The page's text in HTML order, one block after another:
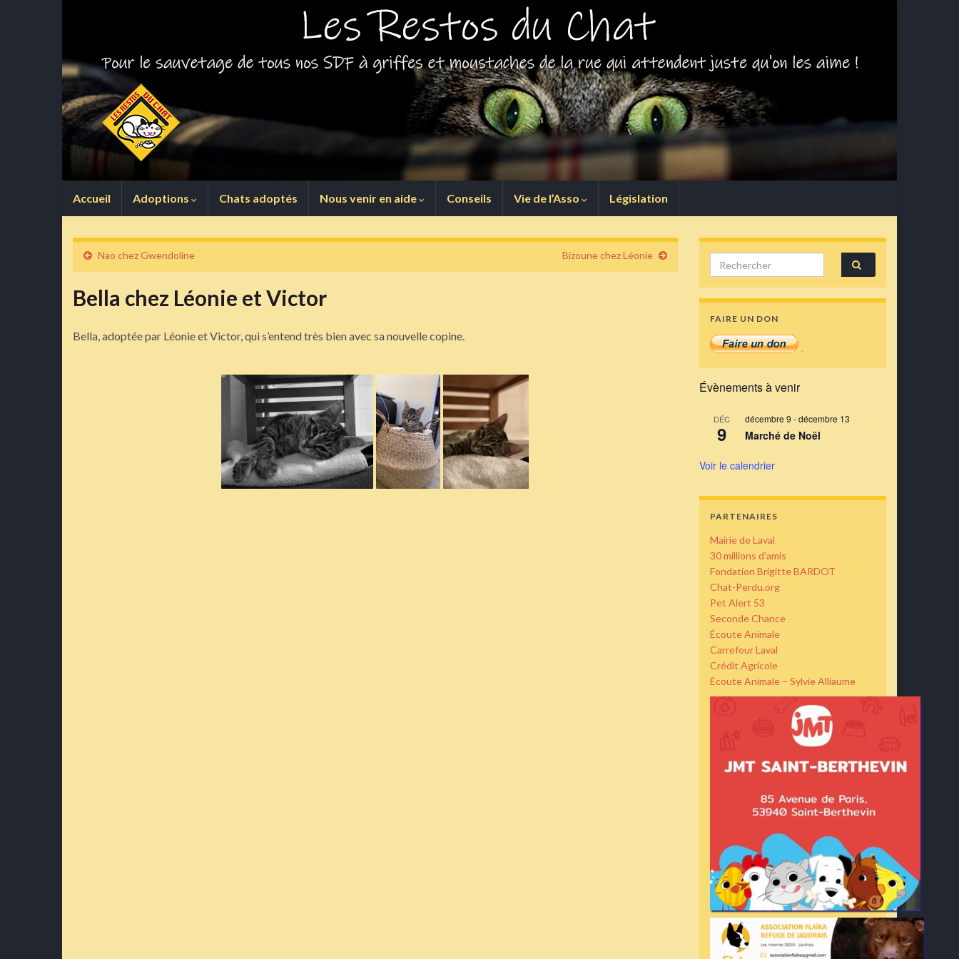
Accueil Adoptions Chats adoptés Nous venir en aide Conseils Vie de l’Asso Législation
Nao chez Gwendoline Bizoune chez Léonie
Bella chez Léonie et Victor
Bella, adoptée par Léonie et Victor, qui s’entend très bien avec sa nouvelle copine.
Search for:
FAIRE UN DON
Évènements à venir
DÉC
9
décembre 9 -décembre 13
Marché de Noël
Voir le calendrier
PARTENAIRES
Mairie de Laval
30 millions d’amis
Fondation Brigitte BARDOT
Chat-Perdu.org
Pet Alert 53
Seconde Chance
Écoute Animale
Carrefour Laval
Crédit Agricole
Écoute Animale – Sylvie Alliaume